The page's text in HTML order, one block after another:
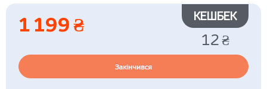
1 199 ₴ КЕШБЕК
12 ₴
Закінчився